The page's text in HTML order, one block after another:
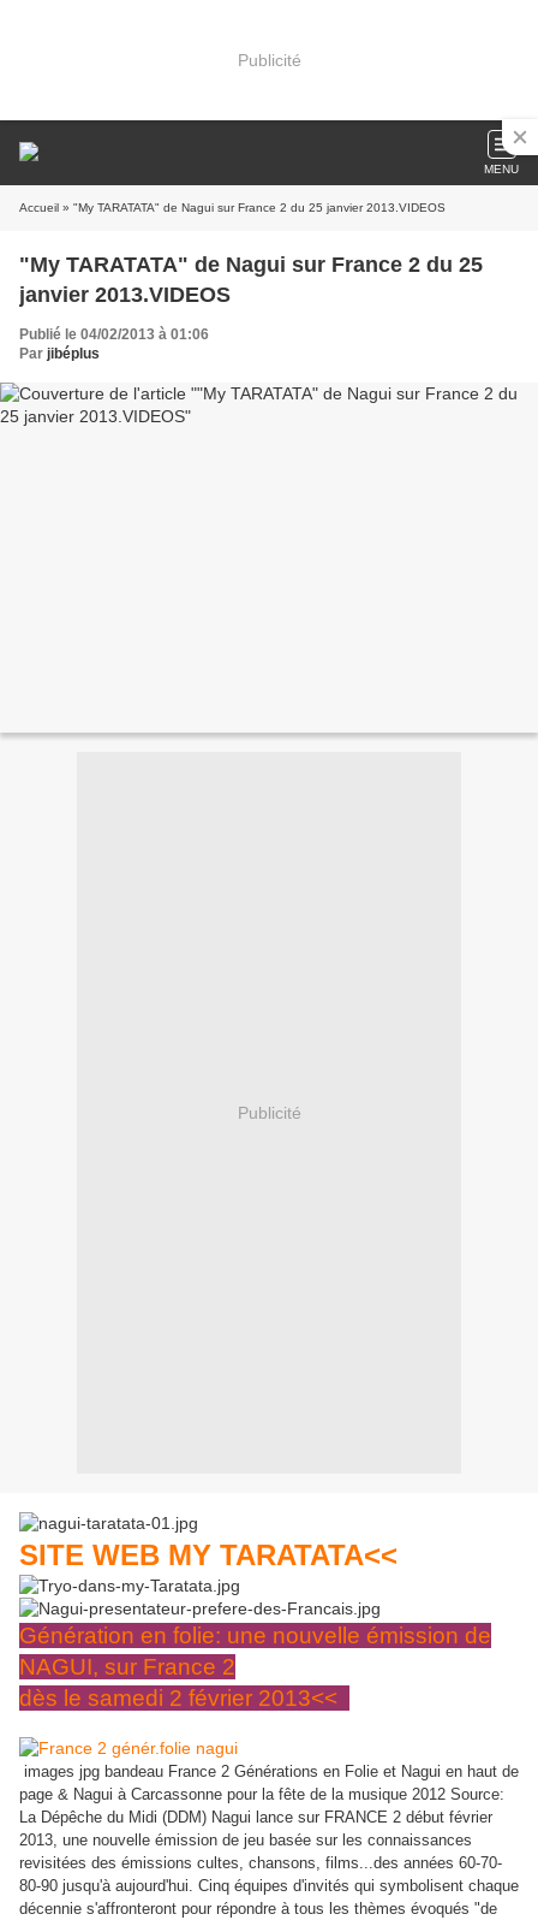
Publicité
MENU
Accueil » "My TARATATA" de Nagui sur France 2 du 25 janvier 2013.VIDEOS
"My TARATATA" de Nagui sur France 2 du 25
janvier 2013.VIDEOS
Publié le 04/02/2013 à 01:06
Par jibéplus
Publicité
SITE WEB MY TARATATA<<
Génération en folie: une nouvelle émission de
NAGUI, sur France 2
dès le samedi 2 février 2013<<
images jpg bandeau France 2 Générations en Folie et Nagui en haut de
page & Nagui à Carcassonne pour la fête de la musique 2012 Source:
La Dépêche du Midi (DDM) Nagui lance sur FRANCE 2 début février
2013, une nouvelle émission de jeu basée sur les connaissances
revisitées des émissions cultes, chansons, films...des années 60-70-
80-90 jusqu'à aujourd'hui. Cinq équipes d'invités qui symbolisent chaque
décennie s'affronteront pour répondre à tous les thèmes évoqués "de